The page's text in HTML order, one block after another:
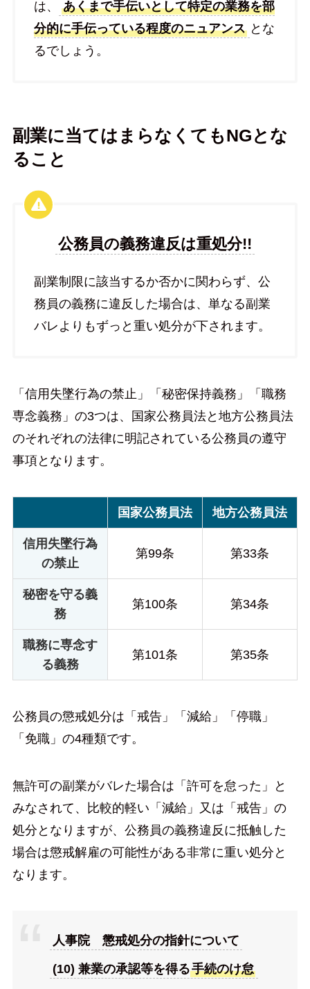
は、
あくまで手伝いとして特定の業務を部
分的に手伝っている程度のニュアンス とな
るでしょう。
副業に当てはまらなくてもNGとな
ること
公務員の義務違反は重処分!!
副業制限に該当するか否かに関わらず、公
務員の義務に違反した場合は、単なる副業
バレよりもずっと重い処分が下されます。
「信用失墜行為の禁止」「秘密保持義務」「職務
専念義務」の3つは、国家公務員法と地方公務員法
のそれぞれの法律に明記されている公務員の遵守
事項となります。
国家公務員法 地方公務員法
信用失墜行為
の禁止
第99条 第33条
秘密を守る義
務
第100条 第34条
職務に専念す
る義務
第101条 第35条
公務員の懲戒処分は「戒告」「減給」「停職」
「免職」の4種類です。
無許可の副業がバレた場合は「許可を怠った」と
みなされて、比較的軽い「減給」又は「戒告」の
処分となりますが、公務員の義務違反に抵触した
場合は懲戒解雇の可能性がある非常に重い処分と
なります。
人事院 懲戒処分の指針について
(10) 兼業の承認等を得る手続のけ怠